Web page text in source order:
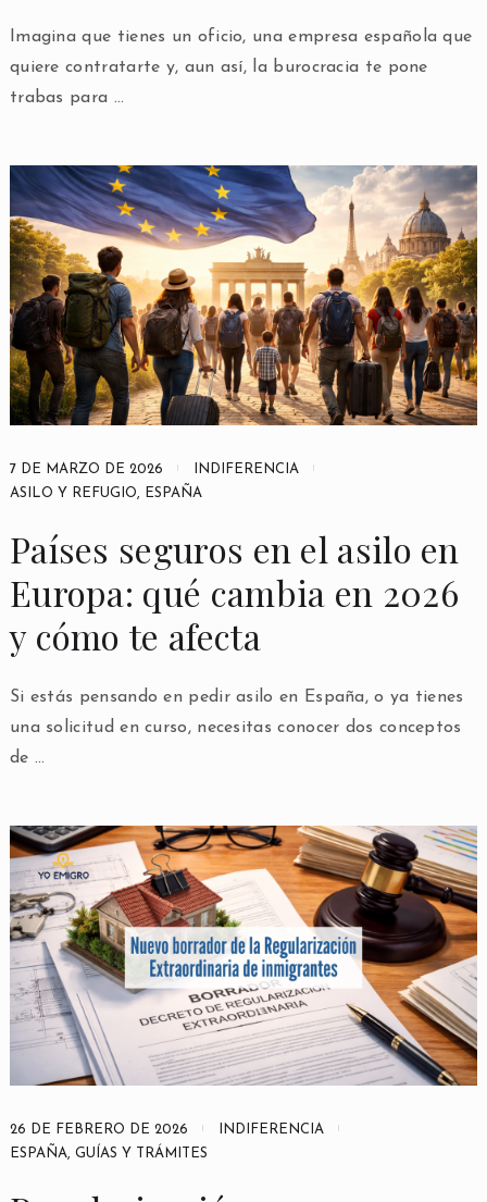
Imagina que tienes un oficio, una empresa española que
quiere contratarte y, aun así, la burocracia te pone
trabas para …
7 DE MARZO DE 2026
INDIFERENCIA
ASILO Y REFUGIO, ESPAÑA
Países seguros en el asilo en
Europa: qué cambia en 2026
y cómo te afecta
Si estás pensando en pedir asilo en España, o ya tienes
una solicitud en curso, necesitas conocer dos conceptos
de …
26 DE FEBRERO DE 2026
INDIFERENCIA
ESPAÑA, GUÍAS Y TRÁMITES